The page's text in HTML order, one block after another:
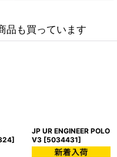
品も買っています
]
JP UR ENGINEER POLO
V3 [5034431]